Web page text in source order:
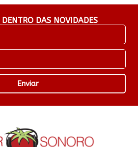
DENTRO DAS NOVIDADES
Enviar